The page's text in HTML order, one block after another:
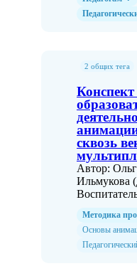
2 общих тега
Конспект
сквозь
Автор:
Ильмукова
Методика
Основы